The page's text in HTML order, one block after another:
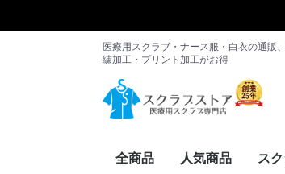
医療用スクラブ・ナース服・白衣の通販
繍加工・プリント加工がお得
全商品 人気商品 ス